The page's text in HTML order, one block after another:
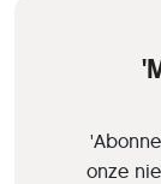
onze